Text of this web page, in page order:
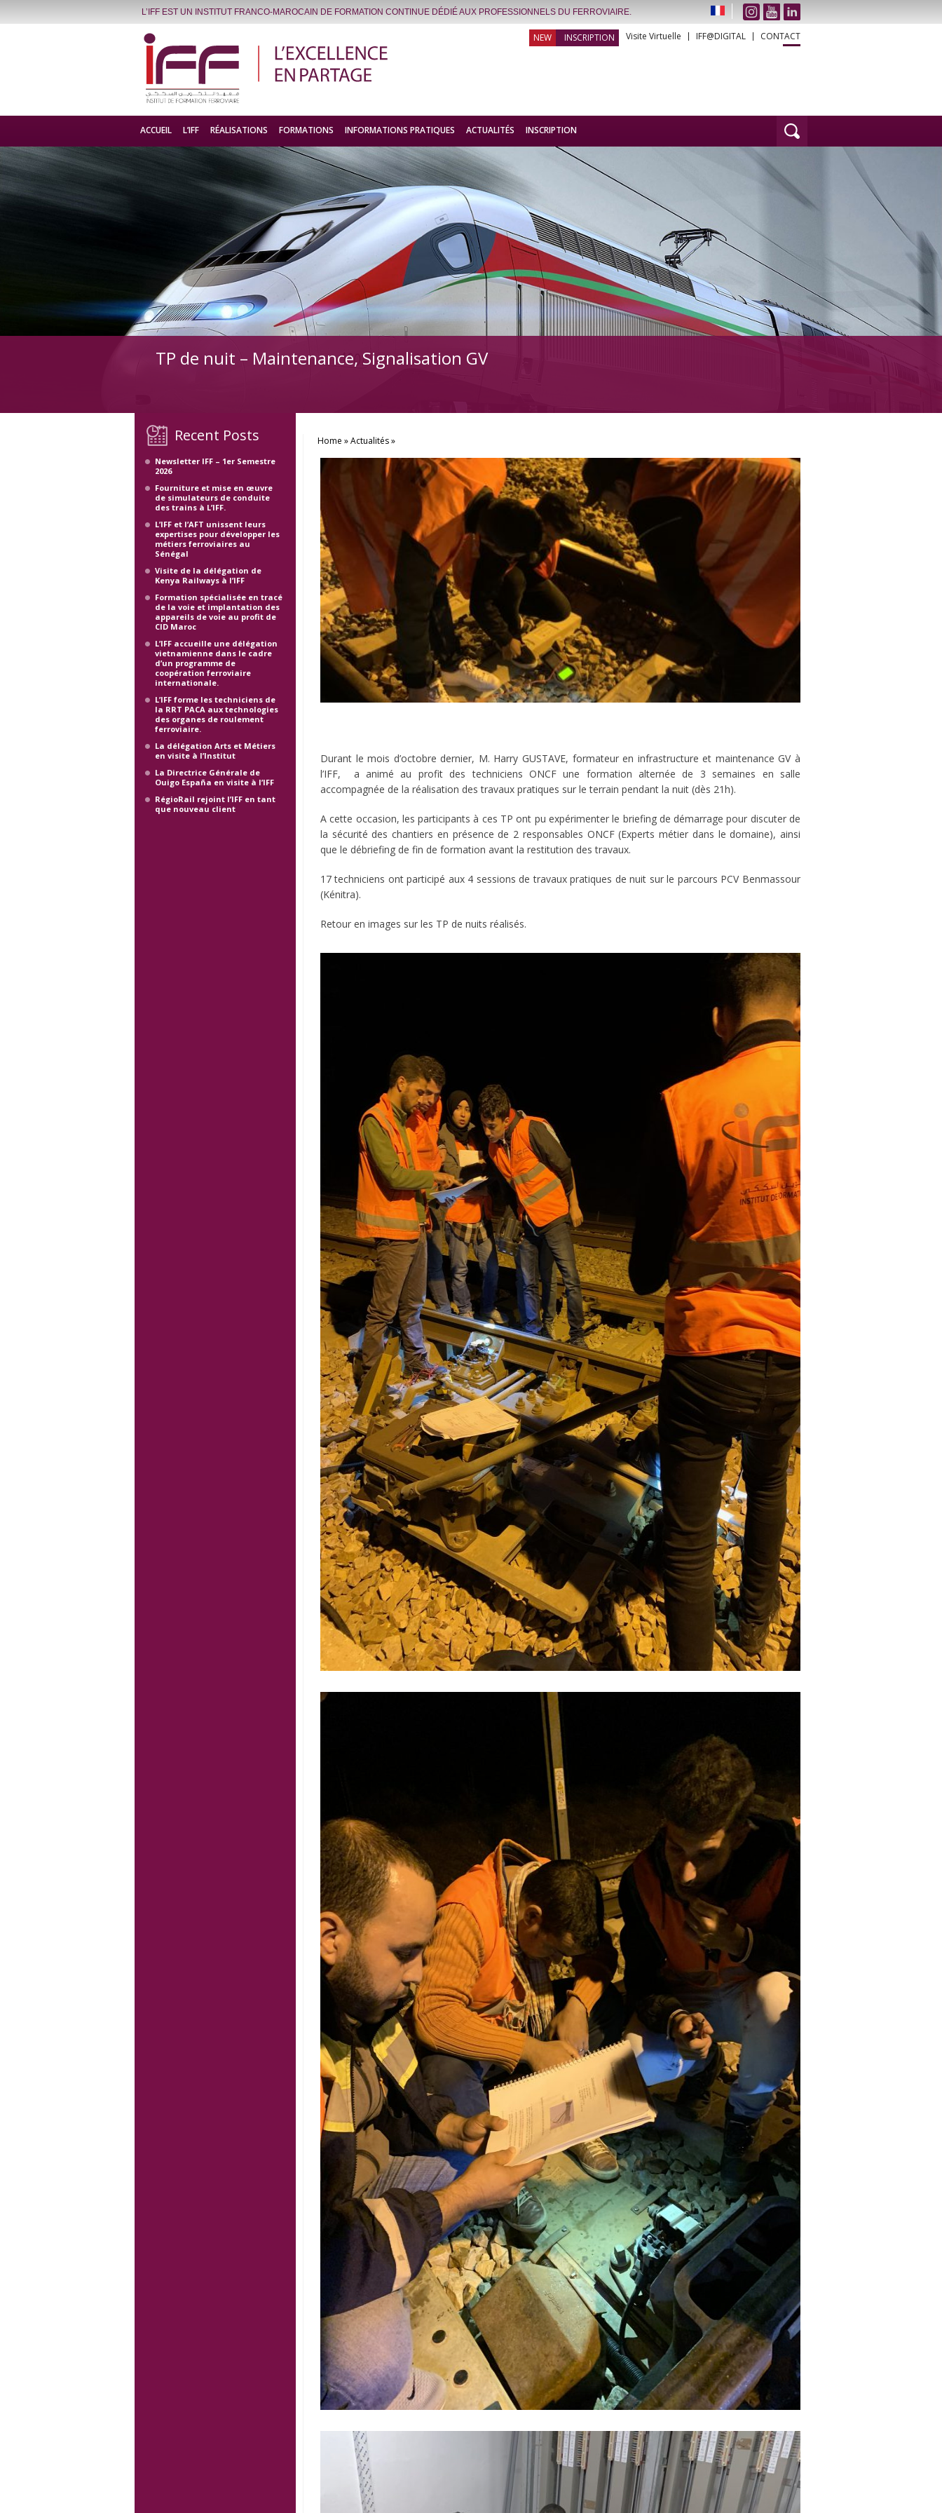
L’IFF EST UN INSTITUT FRANCO-MAROCAIN DE FORMATION CONTINUE DÉDIÉ AUX PROFESSIONNELS DU FERROVIAIRE.
INSCRIPTION Visite Virtuelle IFF@DIGITAL CONTACT
ACCUEIL L’IFF RÉALISATIONS FORMATIONS INFORMATIONS PRATIQUES ACTUALITÉS INSCRIPTION
TP de nuit – Maintenance, Signalisation GV
Recent Posts
Newsletter IFF – 1er Semestre
2026
Fourniture et mise en œuvre
de simulateurs de conduite
des trains à L’IFF.
L’IFF et l’AFT unissent leurs
expertises pour développer les
métiers ferroviaires au
Sénégal
Visite de la délégation de
Kenya Railways à l’IFF
Formation spécialisée en tracé
de la voie et implantation des
appareils de voie au profit de
CID Maroc
L’IFF accueille une délégation
vietnamienne dans le cadre
d’un programme de
coopération ferroviaire
internationale.
L’IFF forme les techniciens de
la RRT PACA aux technologies
des organes de roulement
ferroviaire.
La délégation Arts et Métiers
en visite à l’Institut
La Directrice Générale de
Ouigo España en visite à l’IFF
RégioRail rejoint l’IFF en tant
que nouveau client
Home Actualités
Durant le mois d’octobre dernier, M. Harry GUSTAVE, formateur en infrastructure et maintenance GV à
l’IFF, a animé au profit des techniciens ONCF une formation alternée de 3 semaines en salle
accompagnée de la réalisation des travaux pratiques sur le terrain pendant la nuit (dès 21h).
A cette occasion, les participants à ces TP ont pu expérimenter le briefing de démarrage pour discuter de
la sécurité des chantiers en présence de 2 responsables ONCF (Experts métier dans le domaine), ainsi
que le débriefing de fin de formation avant la restitution des travaux.
17 techniciens ont participé aux 4 sessions de travaux pratiques de nuit sur le parcours PCV Benmassour
(Kénitra).
Retour en images sur les TP de nuits réalisés.